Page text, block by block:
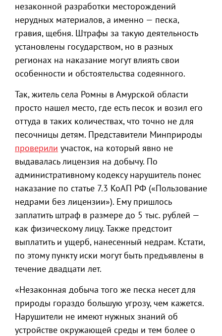
незаконной разработки месторождений
нерудных материалов, а именно — песка,
гравия, щебня. Штрафы за такую деятельность
установлены государством, но в разных
регионах на наказание могут влиять свои
особенности и обстоятельства содеянного.
Так, житель села Ромны в Амурской области
просто нашел место, где есть песок и возил его
оттуда в таких количествах, что точно не для
песочницы детям. Представители Минприроды
проверили участок, на который явно не
выдавалась лицензия на добычу. По
административному кодексу нарушитель понес
наказание по статье 7.3 КоАП РФ («Пользование
недрами без лицензии»). Ему пришлось
заплатить штраф в размере до 5 тыс. рублей —
как физическому лицу. Также предстоит
выплатить и ущерб, нанесенный недрам. Кстати,
по этому пункту иски могут быть предъявлены в
течение двадцати лет.
«Незаконная добыча того же песка несет для
природы гораздо большую угрозу, чем кажется.
Нарушители не имеют нужных знаний об
устройстве окружающей среды и тем более о